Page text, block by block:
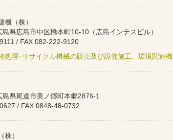
機（株）
県広島市中区橋本町10-10（広島インテスビル）
/ FAX 082-222-9120
処理･リサイクル機械の販売及び設備施工、環境関連
県尾道市美ノ郷町本郷2876-1
/ FAX 0848-48-0732
株）